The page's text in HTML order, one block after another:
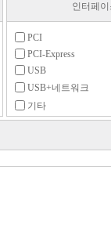
인터페
PCI
PCI-Express
USB
USB+네트워크
기타
네트워크